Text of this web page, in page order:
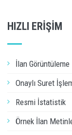
HIZLI ERİŞİM
İlan Görüntüleme
Onaylı Suret
Resmi İstatistik
Örnek İlan